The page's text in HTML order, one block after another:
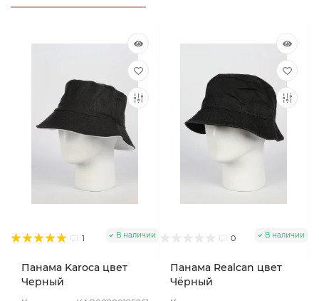
1 В наличии
Панама Karoca цвет
Черный
0 В наличии
Панама Realcan цвет
Чёрный